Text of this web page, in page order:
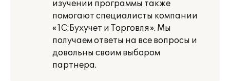
изучении программы также
помогают специалисты компании
«1С:Бухучет и Торговля». Мы
получаем ответы на все вопросы и
довольны своим выбором
партнера.